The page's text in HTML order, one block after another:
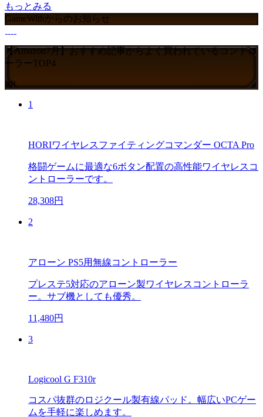
もっとみる
GameWithからのお知らせ
【Amazon7月】おすすめ記事からよく買われているコントロ
ーラーTOP4
PR
1
HORIワイヤレスファイティングコマンダー OCTA Pro
格闘ゲームに最適な6ボタン配置の高性能ワイヤレスコ
ントローラーです。
28,308円
2
アローン PS5用無線コントローラー
プレステ5対応のアローン製ワイヤレスコントローラ
ー。サブ機としても優秀。
11,480円
3
Logicool G F310r
コスパ抜群のロジクール製有線パッド。幅広いPCゲー
ムを手軽に楽しめます。